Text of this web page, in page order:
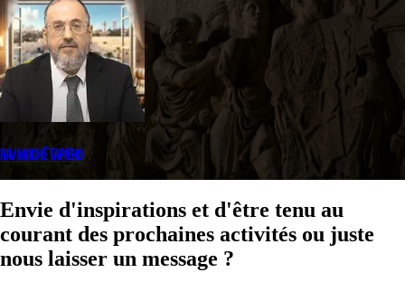
RAV MOCHÉ TAPIERO
Envie d'inspirations et d'être tenu au
courant des prochaines activités ou juste
nous laisser un message ?